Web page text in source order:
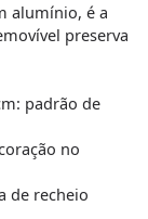
alumínio, é a
preserva
padrão de
no
de recheio